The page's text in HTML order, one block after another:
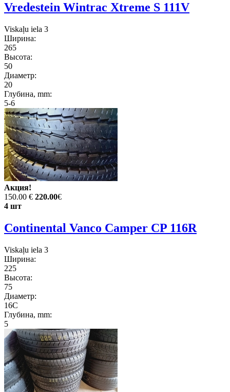
Vredestein Wintrac Xtreme S 111V
Viskaļu iela 3
Ширина:
265
Высота:
50
Диаметр:
20
Глубина, mm:
5-6
Акция!
150.00 € 220.00€
4 шт
Continental Vanco Camper CP 116R
Viskaļu iela 3
Ширина:
225
Высота:
75
Диаметр:
16C
Глубина, mm:
5